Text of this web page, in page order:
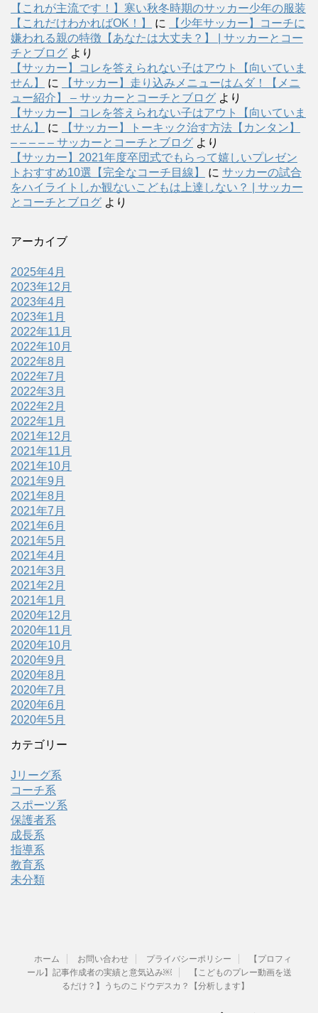
【これが主流です！】寒い秋冬時期のサッカー少年の服装
【これだけわかればOK！】
に
【少年サッカー】コーチに
嫌われる親の特徴【あなたは大丈夫？】 | サッカーとコー
チとブログ より
【サッカー】コレを答えられない子はアウト【向いていま
せん】
に
【サッカー】走り込みメニューはムダ！【メニ
ュー紹介】 – サッカーとコーチとブログ より
【サッカー】コレを答えられない子はアウト【向いていま
せん】
に
【サッカー】トーキック治す方法【カンタン】
– – – – – サッカーとコーチとブログ より
【サッカー】2021年度卒団式でもらって嬉しいプレゼン
トおすすめ10選【完全なコーチ目線】
に サッカーの試合
をハイライトしか観ないこどもは上達しない？ | サッカー
とコーチとブログ より
アーカイブ
2025年4月
2023年12月
2023年4月
2023年1月
2022年11月
2022年10月
2022年8月
2022年7月
2022年3月
2022年2月
2022年1月
2021年12月
2021年11月
2021年10月
2021年9月
2021年8月
2021年7月
2021年6月
2021年5月
2021年4月
2021年3月
2021年2月
2021年1月
2020年12月
2020年11月
2020年10月
2020年9月
2020年8月
2020年7月
2020年6月
2020年5月
カテゴリー
Jリーグ系
コーチ系
スポーツ系
保護者系
成長系
指導系
教育系
未分類
ホーム お問い合わせ プライバシーポリシー
【プロフィ
ール】記事作成者の実績と意気込み￼
【こどものプレー動画を送
るだけ？】うちのこドウデスカ？【分析します】